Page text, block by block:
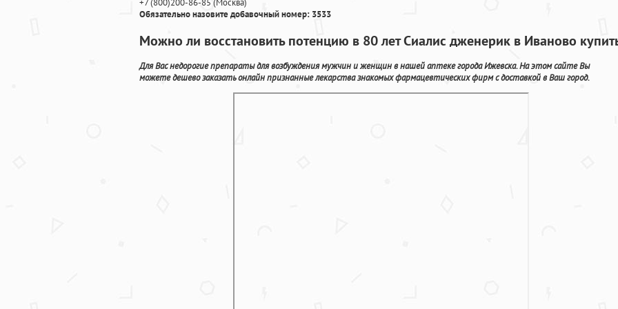
+7(800)200-86-85 (Москва)
Обязательно назовите добавочный номер: 3533
Можно ли восстановить потенцию в 80 лет Сиалис дженерик в Иваново
Для Вас недорогие препараты для возбуждения мужчин и женщин в нашей аптеке города Ижевска. На этом сайте Вы
можете дешево заказать онлайн признанные лекарства знакомых фармацевтических фирм с доставкой в Ваш город.